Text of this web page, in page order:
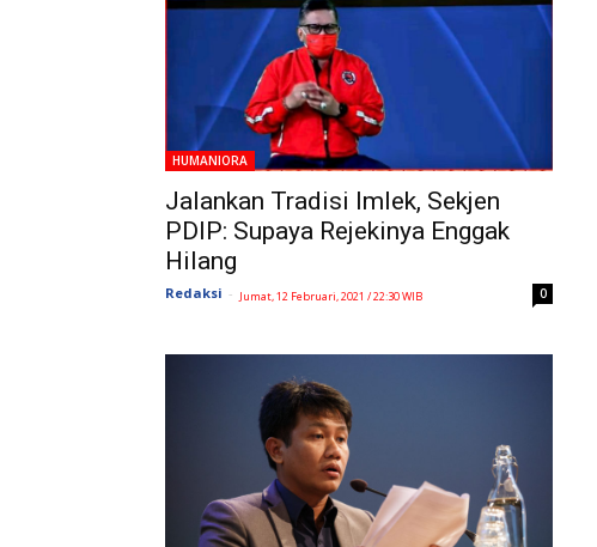
HUMANIORA
Jalankan Tradisi Imlek, Sekjen
PDIP: Supaya Rejekinya Enggak
Hilang
Redaksi - Jumat, 12 Februari, 2021 / 22:30 WIB 0